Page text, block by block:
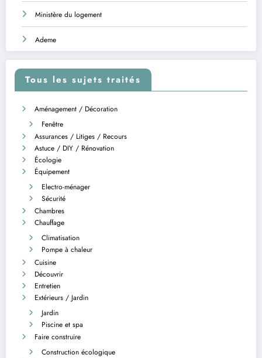
Ministère du logement
Ademe
Tous les sujets traités
Aménagement / Décoration
Fenêtre
Assurances / Litiges / Recours
Astuce / DIY / Rénovation
Écologie
Équipement
Electro-ménager
Sécurité
Chambres
Chauffage
Climatisation
Pompe à chaleur
Cuisine
Découvrir
Entretien
Extérieurs / Jardin
Jardin
Piscine et spa
Faire construire
Construction écologique